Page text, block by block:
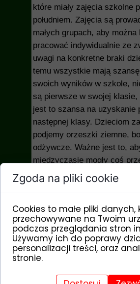
które miały zajęcia szkolne
południem. Zajęcia są
małych grupach, aby można
pracować indywidualnie ze
uwagi na konkretne braki
temu wszystkie mają
swoich wyników w szkole,
są pierwsze w swojej klasie,
jest to szansa na uzyskanie
następnej klasy. Dzieciom
podjemy orzeszki ziemne,
odżywcze. Ważne jest to,
międzyczasie mogły coś
Ze starszymi dziewczynami
się na modlitwie, formacji,
wyjazdy na parę dni. Na
dziewczyny same
Zgoda na pliki cookie
Cookies to małe pliki danych,
przechowywane na Twoim
podczas przeglądania stron
Używamy ich do poprawy
personalizacji treści, oraz
stronie.